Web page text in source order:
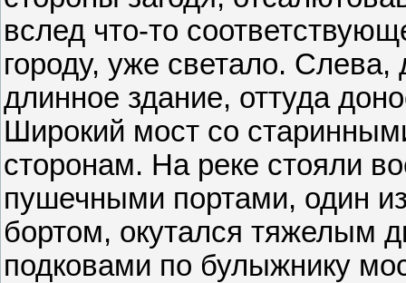
вслед что-то
городу, уже светало.
длинное здание, оттуда
Широкий мост со
сторонам. На реке стояли
пушечными портами, один
бортом, окутался тяжелым
подковами по булыжнику